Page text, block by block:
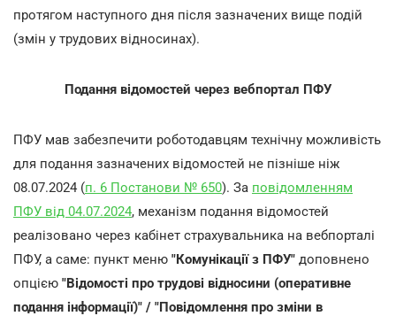
протягом наступного дня після зазначених вище подій
(змін у трудових відносинах).
Подання відомостей через вебпортал ПФУ
ПФУ мав забезпечити роботодавцям технічну можливість
для подання зазначених відомостей не пізніше ніж
08.07.2024 (п. 6 Постанови № 650). За повідомленням
ПФУ від 04.07.2024, механізм подання відомостей
реалізовано через кабінет страхувальника на вебпорталі
ПФУ, а саме: пункт меню "Комунікації з ПФУ" доповнено
опцією "Відомості про трудові відносини (оперативне
подання інформації)" / "Повідомлення про зміни в